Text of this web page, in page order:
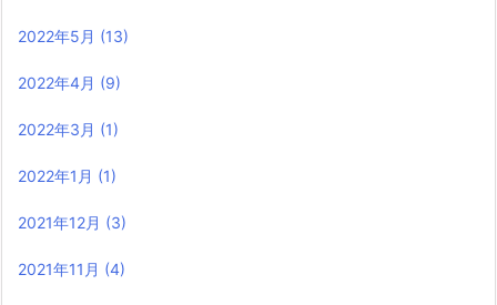
2022年5月 (13)
2022年4月 (9)
2022年3月 (1)
2022年1月 (1)
2021年12月 (3)
2021年11月 (4)